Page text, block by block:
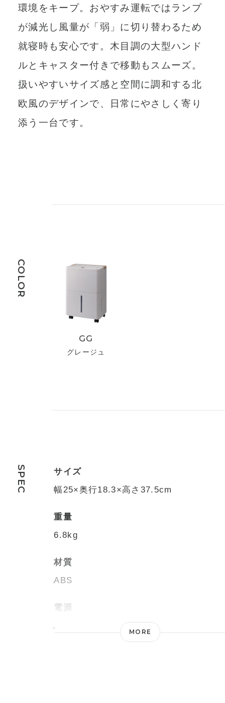
環境をキープ。おやすみ運転ではランプ
が減光し風量が「弱」に切り替わるため
就寝時も安心です。木目調の大型ハンド
ルとキャスター付きで移動もスムーズ。
扱いやすいサイズ感と空間に調和する北
欧風のデザインで、日常にやさしく寄り
添う一台です。
COLOR
GG
グレージュ
SPEC
サイズ
幅25×奥行18.3×高さ37.5cm
重量
6.8kg
材質
ABS
電源
AC100V 50/60Hz
MORE